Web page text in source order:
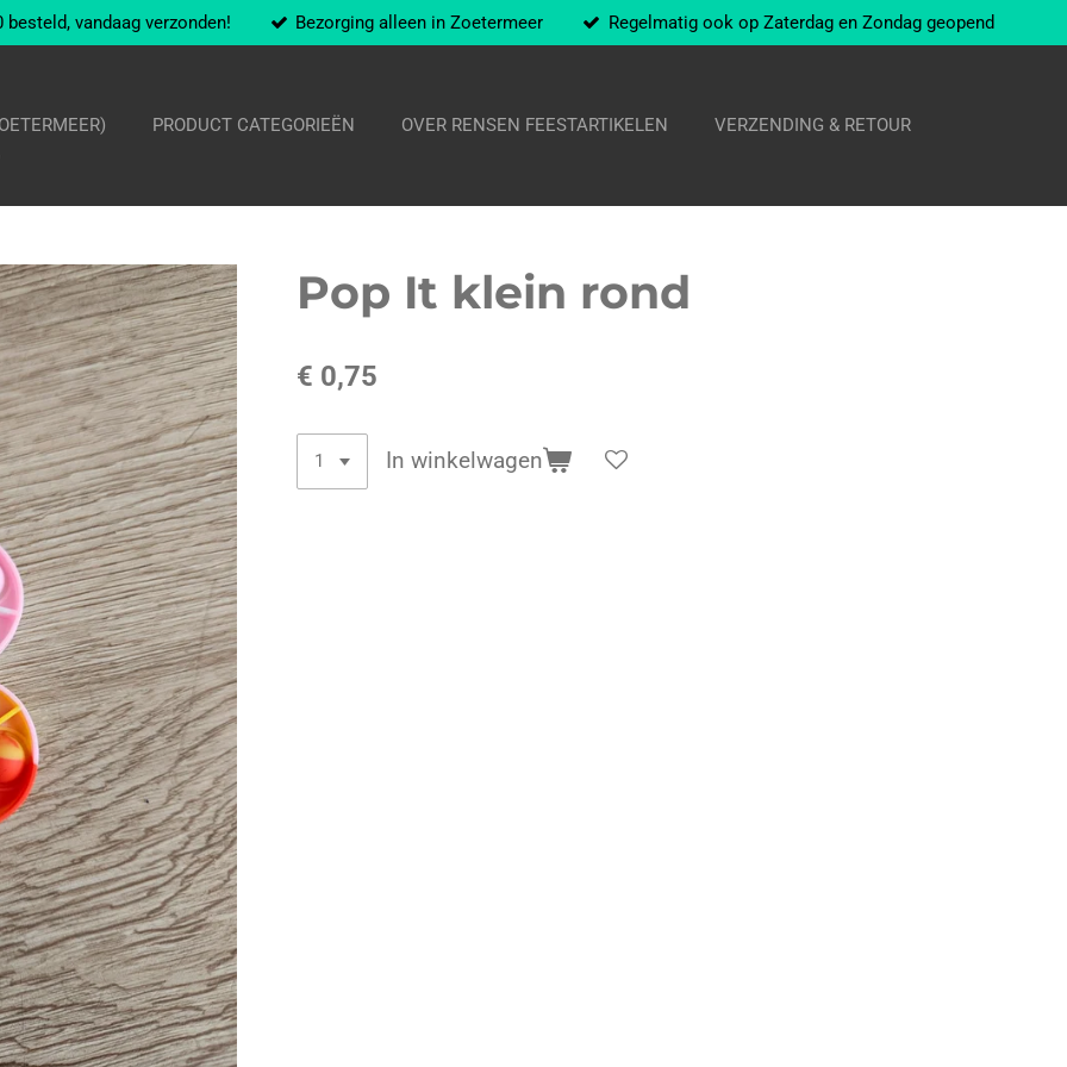
besteld, vandaag verzonden! Bezorging alleen in Zoetermeer Regelmatig ook op Zaterdag en Zondag geopend
PRODUCT CATEGORIEËN OVER RENSEN FEESTARTIKELEN
VERZENDING & RETOUR
Pop It klein rond
€ 0,75
In winkelwagen